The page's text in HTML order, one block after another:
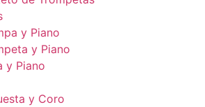
y Piano
y Piano
y Piano
y Coro